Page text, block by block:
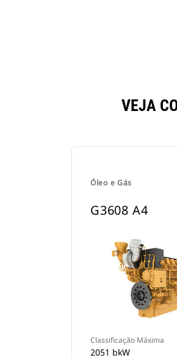
VEJA
Óleo e Gás
G3608 A4
Classificação Máxima
2051 bkW